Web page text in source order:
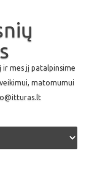
ir mes jį patalpinsime
matomumui